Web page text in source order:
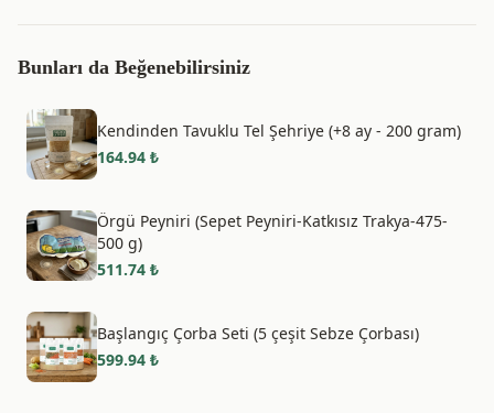
Bunları da Beğenebilirsiniz
Kendinden Tavuklu Tel Şehriye (+8 ay - 200 gram)
164.94 ₺
Örgü Peyniri (Sepet Peyniri-Katkısız Trakya-475-
500 g)
511.74 ₺
Başlangıç Çorba Seti (5 çeşit Sebze Çorbası)
599.94 ₺